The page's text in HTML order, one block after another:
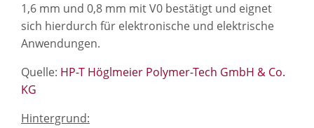
1,6 mm und 0,8 mm mit V0 bestätigt und eignet
sich hierdurch für elektronische und elektrische
Anwendungen.
Quelle: HP-T Höglmeier Polymer-Tech GmbH & Co.
KG
Hintergrund: